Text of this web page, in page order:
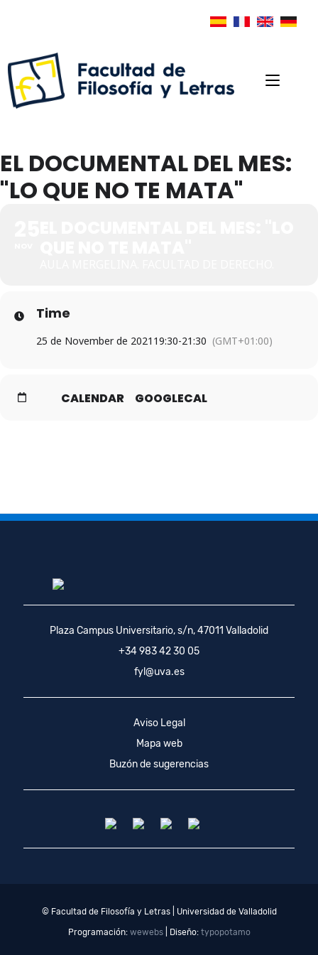
EL DOCUMENTAL DEL MES:
"LO QUE NO TE MATA"
Time
25 de November de 2021 19:30-21:30 (GMT+01:00)
CALENDAR GOOGLECAL
Plaza Campus Universitario, s/n, 47011 Valladolid
+34 983 42 30 05
fyl@uva.es
Aviso Legal
Mapa web
Buzón de sugerencias
© Facultad de Filosofía y Letras | Universidad de Valladolid
Programación: wewebs| Diseño: typopotamo